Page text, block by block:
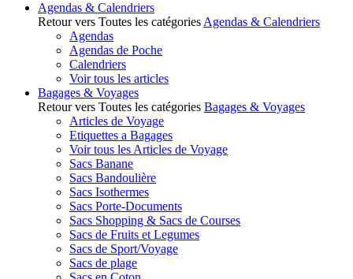
Agendas & Calendriers
Retour vers Toutes les catégories Agendas & Calendriers
Agendas
Agendas de Poche
Calendriers
Voir tous les articles
Bagages & Voyages
Retour vers Toutes les catégories Bagages & Voyages
Articles de Voyage
Etiquettes a Bagages
Voir tous les Articles de Voyage
Sacs Banane
Sacs Bandoulière
Sacs Isothermes
Sacs Porte-Documents
Sacs Shopping & Sacs de Courses
Sacs de Fruits et Legumes
Sacs de Sport/Voyage
Sacs de plage